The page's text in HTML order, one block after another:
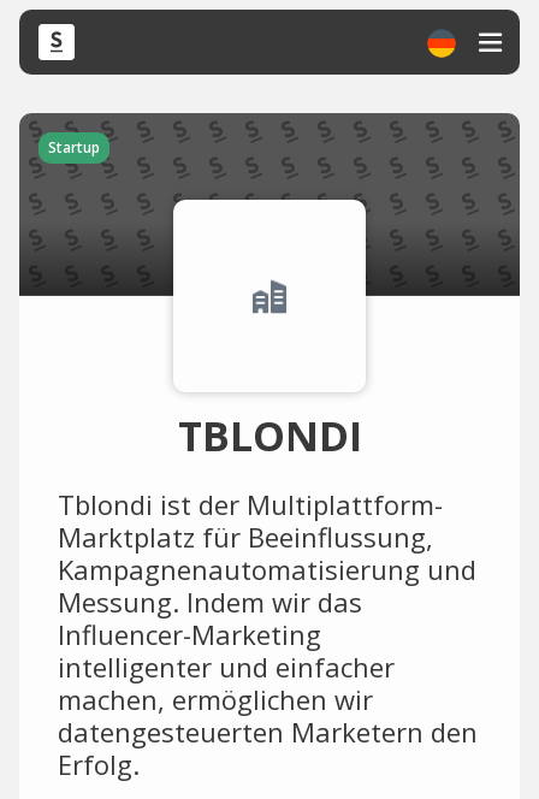
Startup
TBLONDI
Tblondi ist der Multiplattform-
Marktplatz für Beeinflussung,
Kampagnenautomatisierung und
Messung. Indem wir das
Influencer-Marketing
intelligenter und einfacher
machen, ermöglichen wir
datengesteuerten Marketern den
Erfolg.